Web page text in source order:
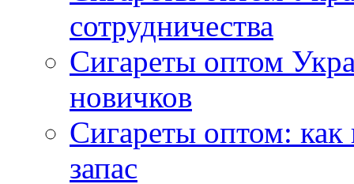
сотрудничества
Сигареты оптом
новичков
Сигареты оптом:
запас